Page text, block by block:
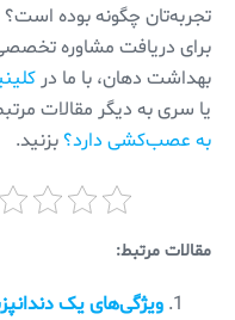
تجربه‌تان چگونه بوده است؟
برای دریافت مشاوره
بهداشت دهان، با ما در
یا سری به دیگر مقالات
به عصب‌کشی دارد؟بزنید.
مقالات مرتبط:
ویژگی‌های یک